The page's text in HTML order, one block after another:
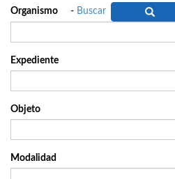
Organismo - Buscar
Expediente
Objeto
Modalidad